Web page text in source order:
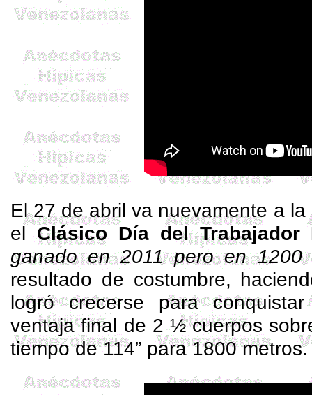
El 27 de abril va nuevamente a
elClásico Día del Trabajador
ganado en 2011 pero en 1200
resultado de costumbre,
logró crecerse para
ventaja final de 2 ½ cuerpos
tiempo de 114” para 1800 metros.